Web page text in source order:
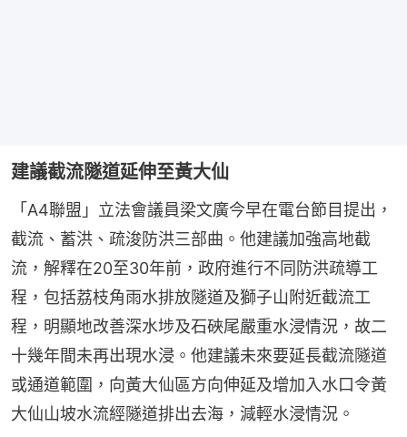
建議截流隧道延伸至黃大仙
「A4聯盟」立法會議員梁文廣今早在電台節目提出，
截流、蓄洪、疏浚防洪三部曲。他建議加強高地截
流，解釋在20至30年前，政府進行不同防洪疏導工
程，包括荔枝角雨水排放隧道及獅子山附近截流工
程，明顯地改善深水埗及石硤尾嚴重水浸情況，故二
十幾年間未再出現水浸。他建議未來要延長截流隧道
或通道範圍，向黃大仙區方向伸延及增加入水口令黃
大仙山坡水流經隧道排出去海，減輕水浸情況。